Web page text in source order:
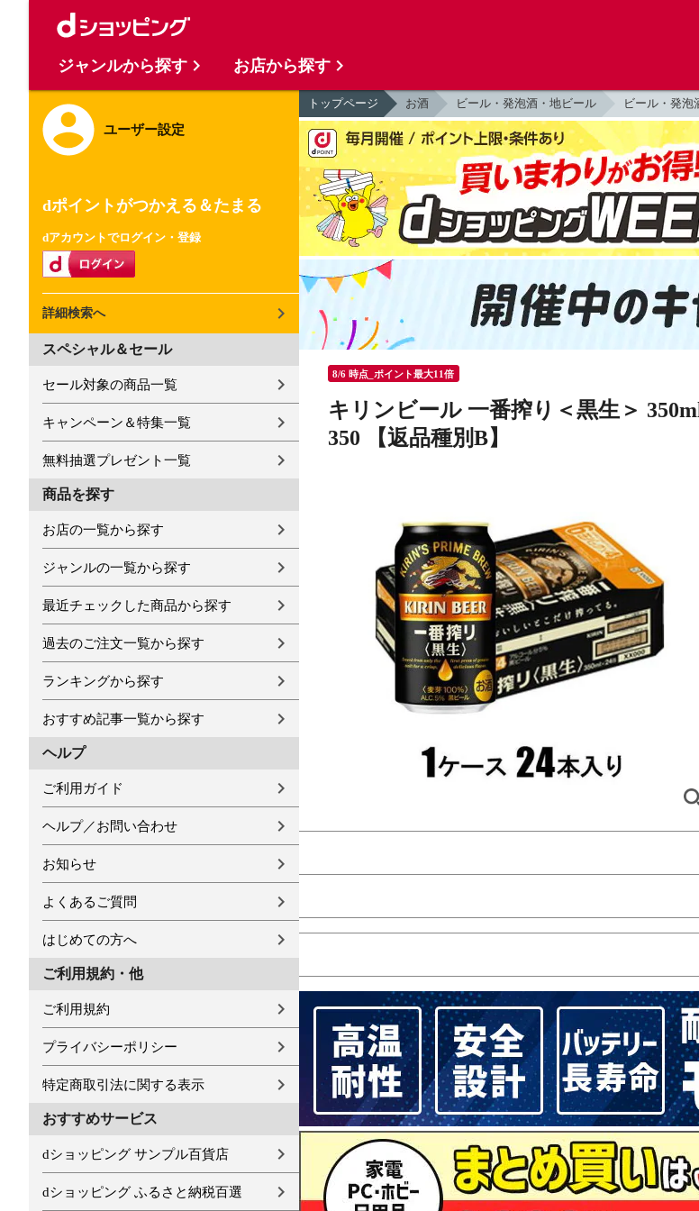
ユーザー設定
dポイントがつかえる＆たまる
dアカウントでログイン・登録
詳細検索へ
スペシャル＆セール
セール対象の商品一覧
キャンペーン＆特集一覧
無料抽選プレゼント一覧
商品を探す
お店の一覧から探す
ジャンルの一覧から探す
最近チェックした商品から探す
過去のご注文一覧から探す
ランキングから探す
おすすめ記事一覧から探す
ヘルプ
ご利用ガイド
ヘルプ／お問い合わせ
お知らせ
よくあるご質問
はじめての方へ
ご利用規約・他
ご利用規約
プライバシーポリシー
特定商取引法に関する表示
おすすめサービス
dショッピング サンプル百貨店
dショッピング ふるさと納税百選
トップページ お酒 ビール・発泡酒・地ビール ビール・発泡
8/6 時点_ポイント最大11倍
キリンビール 一番搾り＜黒生＞
350 【返品種別B】
ジャンルから探す お店から探す